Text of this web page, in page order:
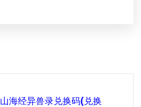
山海经异兽录兑换码(兑换